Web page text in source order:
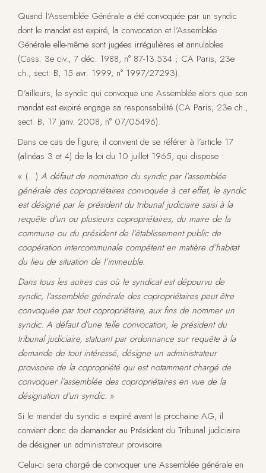
Quand l’Assemblée Générale a été convoquée par un syndic
dont le mandat est expiré, la convocation et l’Assemblée
Générale elle-même sont jugées irrégulières et annulables
(Cass. 3e civ., 7 déc. 1988, n° 87-13.534 ; CA Paris, 23e
ch., sect. B, 15 avr. 1999, n° 1997/27293).
D’ailleurs, le syndic qui convoque une Assemblée alors que son
mandat est expiré engage sa responsabilité (CA Paris, 23e ch.,
sect. B, 17 janv. 2008, n° 07/05496).
Dans ce cas de figure, il convient de se référer à l’article 17
(alinéas 3 et 4) de la loi du 10 juillet 1965, qui dispose :
« (…) A défaut de nomination du syndic par l’assemblée
générale des copropriétaires convoquée à cet effet, le syndic
est désigné par le président du tribunal judiciaire saisi à la
requête d’un ou plusieurs copropriétaires, du maire de la
commune ou du président de l’établissement public de
coopération intercommunale compétent en matière d’habitat
du lieu de situation de l’immeuble.
Dans tous les autres cas où le syndicat est dépourvu de
syndic, l’assemblée générale des copropriétaires peut être
convoquée par tout copropriétaire, aux fins de nommer un
syndic. A défaut d’une telle convocation, le président du
tribunal judiciaire, statuant par ordonnance sur requête à la
demande de tout intéressé, désigne un administrateur
provisoire de la copropriété qui est notamment chargé de
convoquer l’assemblée des copropriétaires en vue de la
désignation d’un syndic. »
Si le mandat du syndic a expiré avant la prochaine AG, il
convient donc de demander au Président du Tribunal judiciaire
de désigner un administrateur provisoire.
Celui-ci sera chargé de convoquer une Assemblée générale en